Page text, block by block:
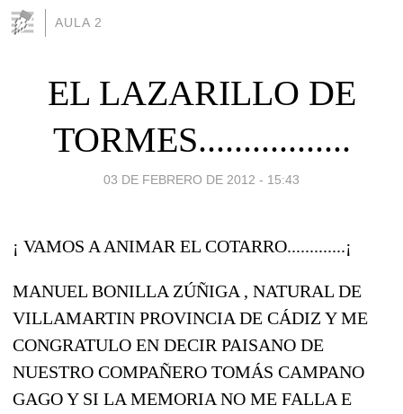
AULA 2
EL LAZARILLO DE
TORMES.................
03 DE FEBRERO DE 2012 - 15:43
¡ VAMOS A ANIMAR EL COTARRO.............¡
MANUEL BONILLA ZÚÑIGA , NATURAL DE
VILLAMARTIN PROVINCIA DE CÁDIZ Y ME
CONGRATULO EN DECIR PAISANO DE
NUESTRO COMPAÑERO TOMÁS CAMPANO
GAGO Y SI LA MEMORIA NO ME FALLA E